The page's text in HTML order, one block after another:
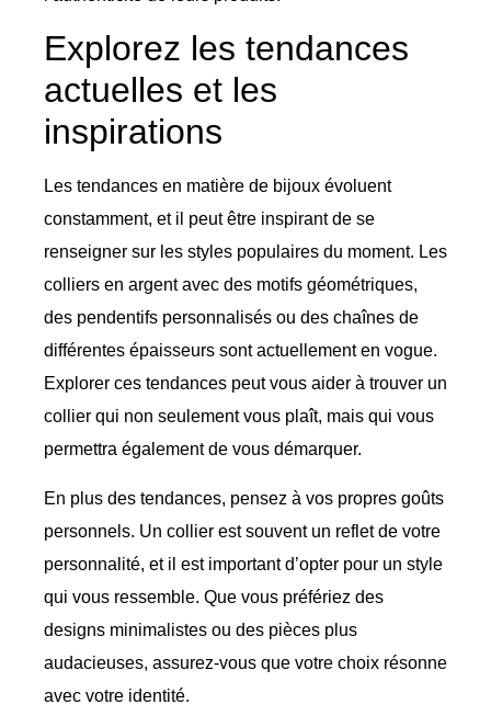
Explorez les tendances
actuelles et les
inspirations
Les tendances en matière de bijoux évoluent
constamment, et il peut être inspirant de se
renseigner sur les styles populaires du moment. Les
colliers en argent avec des motifs géométriques,
des pendentifs personnalisés ou des chaînes de
différentes épaisseurs sont actuellement en vogue.
Explorer ces tendances peut vous aider à trouver un
collier qui non seulement vous plaît, mais qui vous
permettra également de vous démarquer.
En plus des tendances, pensez à vos propres goûts
personnels. Un collier est souvent un reflet de votre
personnalité, et il est important d’opter pour un style
qui vous ressemble. Que vous préfériez des
designs minimalistes ou des pièces plus
audacieuses, assurez-vous que votre choix résonne
avec votre identité.